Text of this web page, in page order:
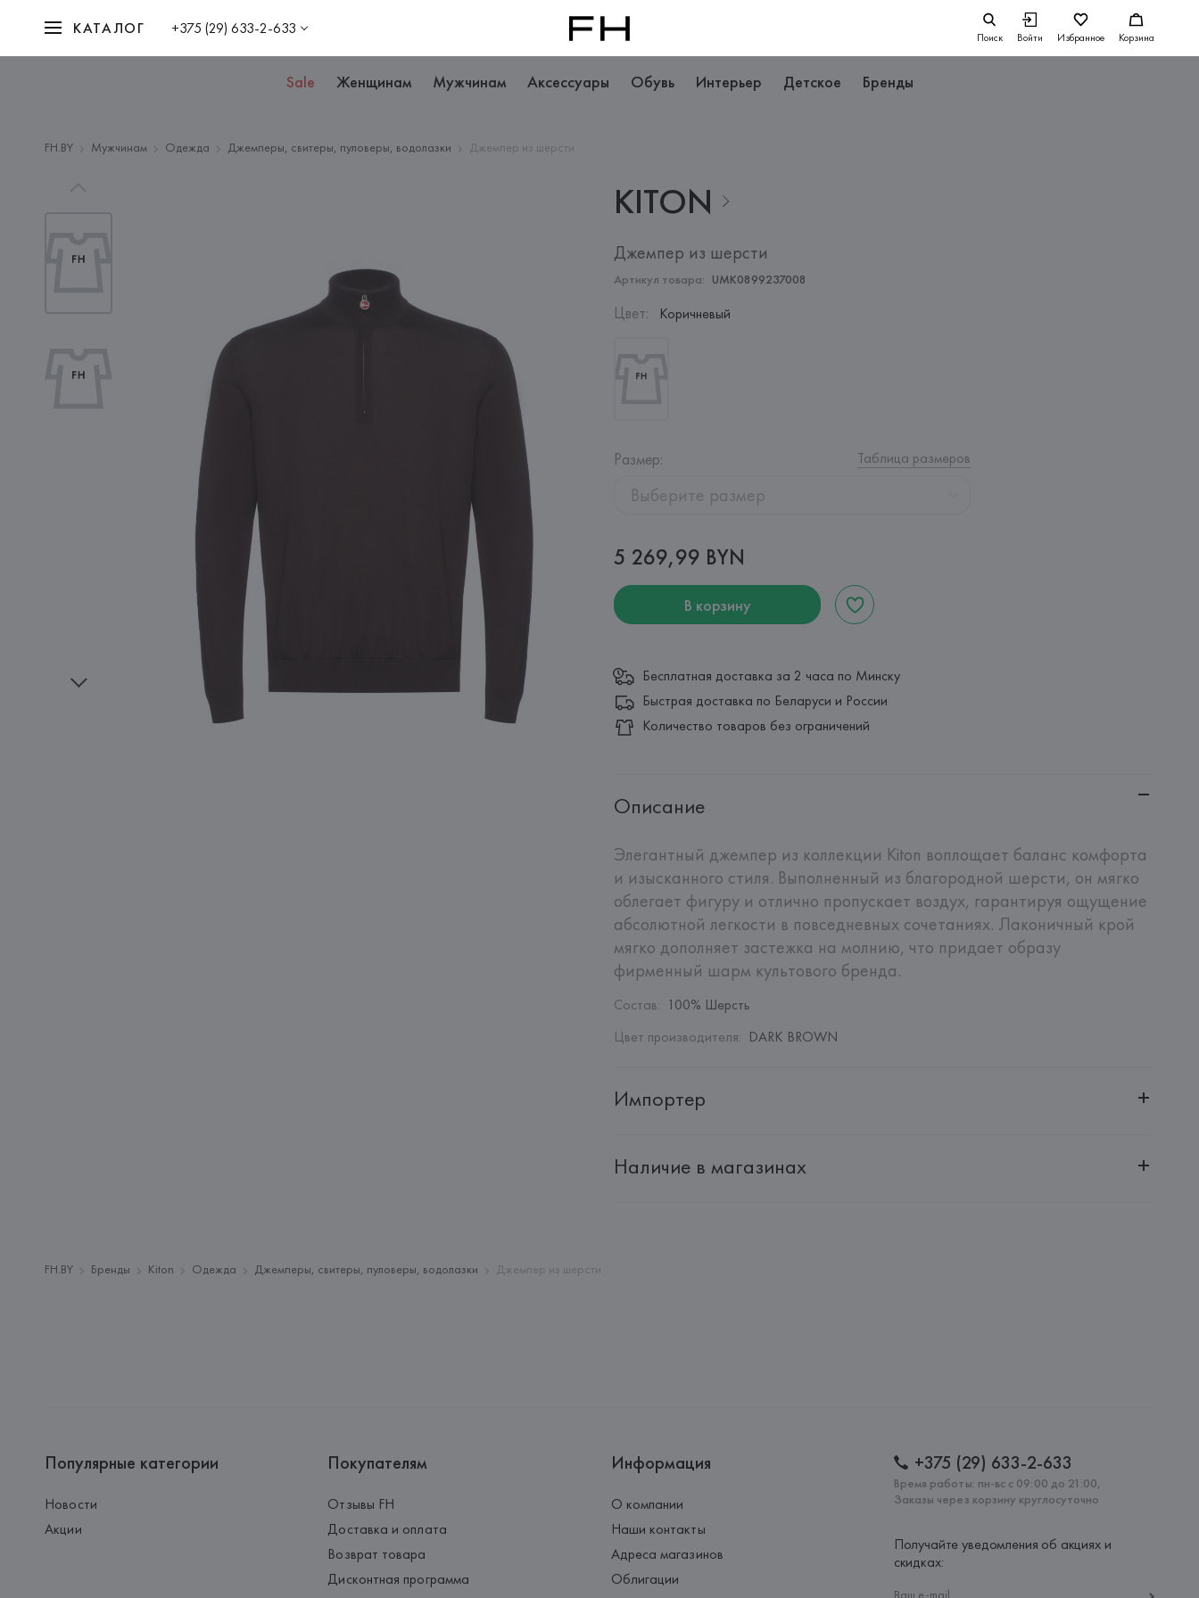
КАТАЛОГ +375 (29) 633-2-633 Поиск Войти Избранное Корзина
Sale Женщинам Мужчинам Аксессуары Обувь Интерьер Детское Бренды
FH.BY Мужчинам Одежда Джемперы, свитеры, пуловеры, водолазки Джемпер из шерсти
KITON
Джемпер из шерсти
Артикул товара: UMK0899237008
Цвет: Коричневый
Размер: Таблица размеров
Выберите размер
5 269,99 BYN
В корзину
Бесплатная доставка за 2 часа по Минску
Быстрая доставка по Беларуси и России
Количество товаров без ограничений
Описание
Элегантный джемпер из коллекции Kiton воплощает баланс комфорта
и изысканного стиля. Выполненный из благородной шерсти, он мягко
облегает фигуру и отлично пропускает воздух, гарантируя ощущение
абсолютной легкости в повседневных сочетаниях. Лаконичный крой
мягко дополняет застежка на молнию, что придает образу
фирменный шарм культового бренда.
Состав: 100% Шерсть
Цвет производителя: DARK BROWN
Импортер
Адрес: Республика Беларусь, 220030, г. Минск, ул. Немига, 5, пом. 39
Наличие в магазинах
FH.BY Бренды Kiton Одежда Джемперы, свитеры, пуловеры, водолазки Джемпер из шерсти
Популярные категории
Новости
Акции
Покупателям
Отзывы FH
Доставка и оплата
Возврат товара
Дисконтная программа
Информация
О компании
Наши контакты
Адреса магазинов
Облигации
+375 (29) 633-2-633
Время работы: пн-вс с 09:00 до 21:00,
Заказы через корзину круглосуточно
Получайте уведомления об акциях и
скидках: